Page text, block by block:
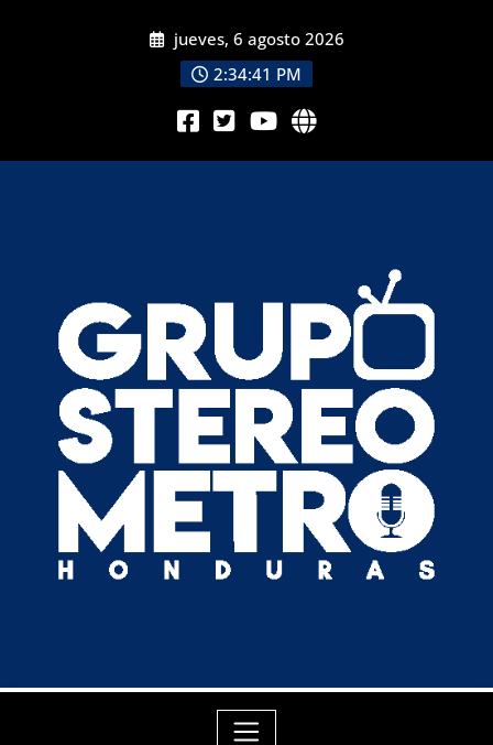
jueves, 6 agosto 2026
2:34:43 PM